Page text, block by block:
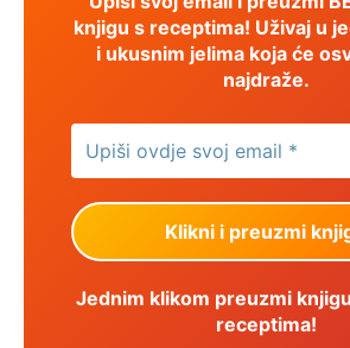
knjigu s receptima! Uživaj u
i ukusnim jelima koja će
najdraže.
Jednim klikom preuzmi
receptima!